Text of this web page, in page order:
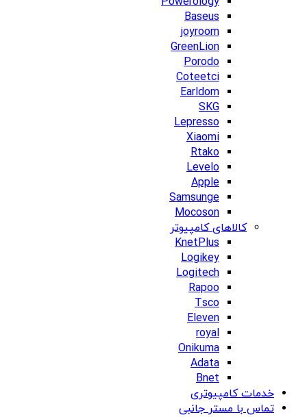
Baseus
joyroom
GreenLion
Porodo
Coteetci
Earldom
SKG
Lepresso
Xiaomi
Rtako
Levelo
Apple
Samsunge
Mocoson
کالاهای کامپیوتر
KnetPlus
Logikey
Logitech
Rapoo
Tsco
Eleven
royal
Onikuma
Adata
Bnet
خدمات کامپیوتری
تماس با مستر جانبی